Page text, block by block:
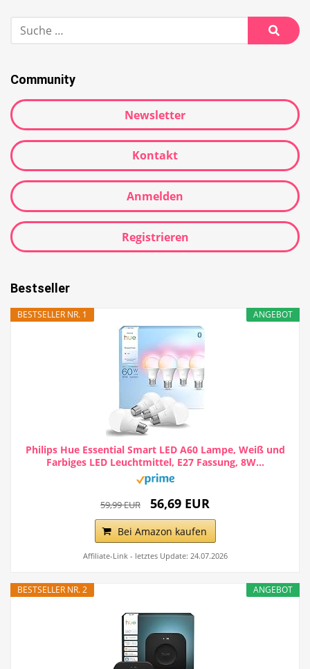
Community
Newsletter
Kontakt
Anmelden
Registrieren
Bestseller
ANGEBOT
BESTSELLER NR. 1
Philips Hue Essential Smart LED A60 Lampe, Weiß und
Farbiges LED Leuchtmittel, E27 Fassung, 8W...
59,99 EUR 56,69 EUR
Bei Amazon kaufen
Affiliate-Link - letztes Update: 24.07.2026
ANGEBOT
BESTSELLER NR. 2